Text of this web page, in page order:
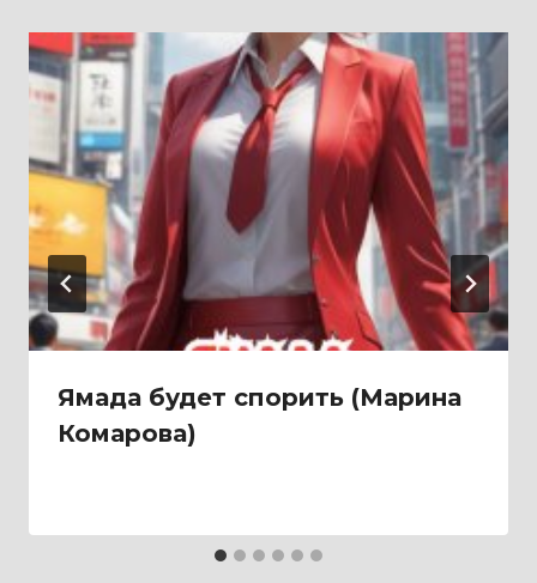
Ямада будет спорить (Марина
Комарова)